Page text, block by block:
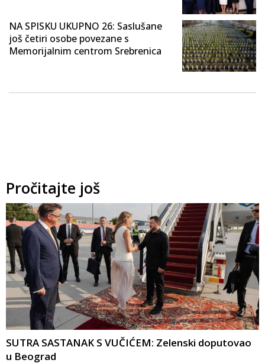
NA SPISKU UKUPNO 26: Saslušane
još četiri osobe povezane s
Memorijalnim centrom Srebrenica
Pročitajte još
SUTRA SASTANAK S VUČIĆEM: Zelenski doputovao
u Beograd